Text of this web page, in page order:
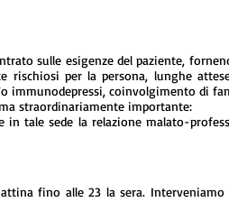
sulle esigenze del paziente,
rischiosi per la persona, lunghe
immunodepressi, coinvolgimento di
straordinariamente importante:
in tale sede la relazione malato-
fino alle 23 la sera.